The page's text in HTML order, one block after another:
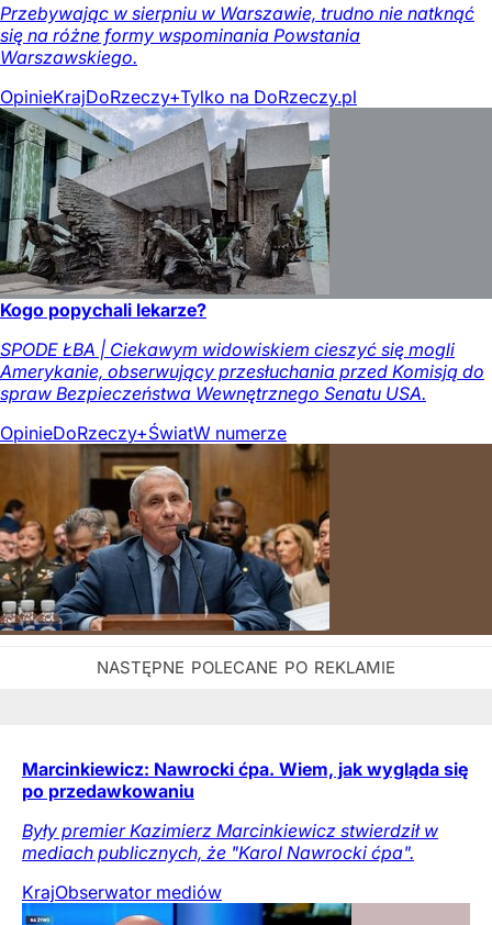
Przebywając w sierpniu w Warszawie, trudno nie natknąć
się na różne formy wspominania Powstania
Warszawskiego.
OpinieKrajDoRzeczy+Tylko na DoRzeczy.pl
Kogo popychali lekarze?
SPODE ŁBA | Ciekawym widowiskiem cieszyć się mogli
Amerykanie, obserwujący przesłuchania przed Komisją do
spraw Bezpieczeństwa Wewnętrznego Senatu USA.
OpinieDoRzeczy+ŚwiatW numerze
Marcinkiewicz: Nawrocki ćpa. Wiem, jak wygląda się
po przedawkowaniu
Były premier Kazimierz Marcinkiewicz stwierdził w
mediach publicznych, że "Karol Nawrocki ćpa".
KrajObserwator mediów